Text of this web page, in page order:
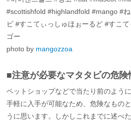
photo by mangozzoa
■注意が必要なマタタビの危険
ペットショップなどで当たり前のよう
手軽に入手が可能なため、危険なもの
うに思います。しかしこれまでに述べ